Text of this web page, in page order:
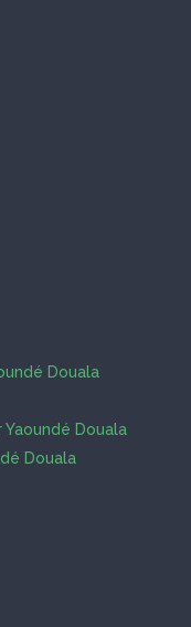
Douala
Douala
Douala